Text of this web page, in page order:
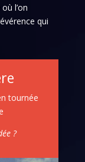
l’on
qui
tournée
?